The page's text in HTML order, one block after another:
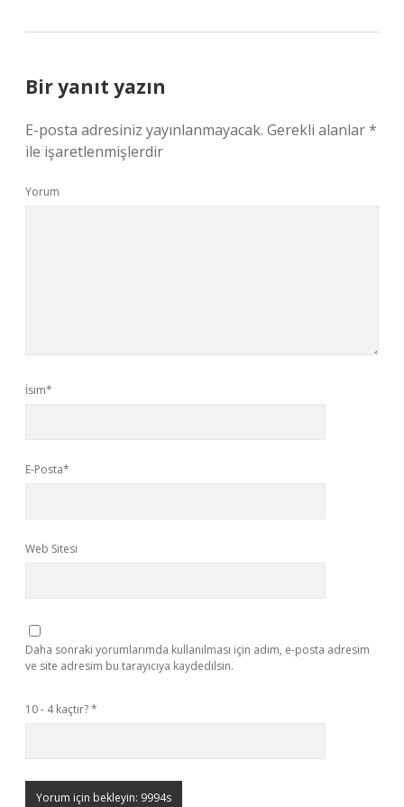
Bir yanıt yazın
E-posta adresiniz yayınlanmayacak. Gerekli alanlar*
ile işaretlenmişlerdir
Yorum
İsim*
E-Posta*
Web Sitesi
Daha sonraki yorumlarımda kullanılması için adım, e-posta adresim
ve site adresim bu tarayıcıya kaydedilsin.
10 - 4 kaçtır?*